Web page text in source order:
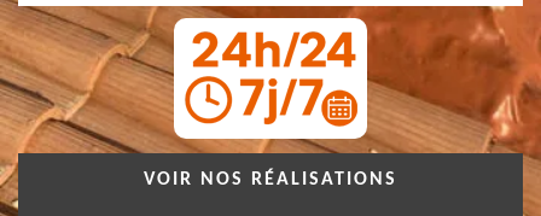
VOIR NOS RÉALISATIONS